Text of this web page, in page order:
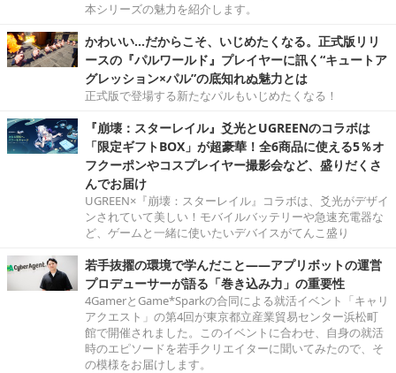
本シリーズの魅力を紹介します。
かわいい…だからこそ、いじめたくなる。正式版リリ
ースの『パルワールド』プレイヤーに訊く“キュートア
グレッション×パル”の底知れぬ魅力とは
正式版で登場する新たなパルもいじめたくなる！
『崩壊：スターレイル』爻光とUGREENのコラボは
「限定ギフトBOX」が超豪華！全6商品に使える5％オ
フクーポンやコスプレイヤー撮影会など、盛りだくさ
んでお届け
UGREEN×『崩壊：スターレイル』コラボは、爻光がデザイ
ンされていて美しい！モバイルバッテリーや急速充電器な
ど、ゲームと一緒に使いたいデバイスがてんこ盛り
若手抜擢の環境で学んだこと――アプリボットの運営
プロデューサーが語る「巻き込み力」の重要性
4GamerとGame*Sparkの合同による就活イベント「キャリ
アクエスト」の第4回が東京都立産業貿易センター浜松町
館で開催されました。このイベントに合わせ、自身の就活
時のエピソードを若手クリエイターに聞いてみたので、そ
の模様をお届けします。